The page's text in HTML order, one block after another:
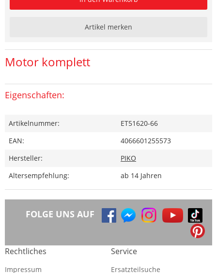
Artikel merken
Motor komplett
Eigenschaften:
Artikelnummer:
ET51620-66
EAN:
4066601255573
Hersteller:
PIKO
Altersempfehlung:
ab 14 Jahren
FOLGE UNS AUF
Rechtliches
Impressum
Service
Ersatzteilsuche